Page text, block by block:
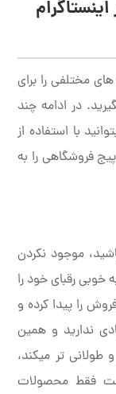
مختلفی را برای
در ادامه چند
با استفاده از
فروشگاهی را به
موجود نکردن
رقبای خود را
را پیدا کرده و
ندارید و همین
تر میکند،
فقط محصولات